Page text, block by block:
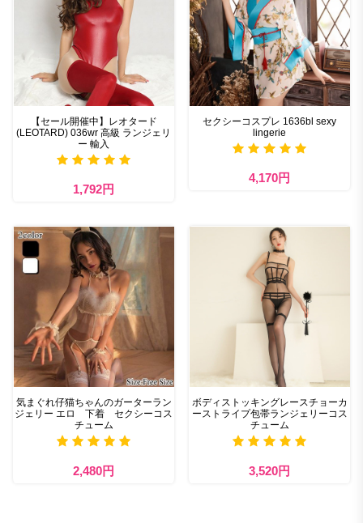
【セール開催中】レオタード
(LEOTARD) 036wr 高級 ランジェリ
ー 輸入
1,792円
セクシーコスプレ 1636bl sexy
lingerie
4,170円
気まぐれ仔猫ちゃんのガーターラン
ジェリー エロ 下着 セクシーコス
チューム
2,480円
ボディストッキングレースチョーカ
ーストライプ包帯ランジェリーコス
チューム
3,520円